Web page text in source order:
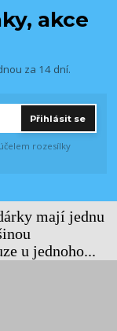
akce
za 14 dní.
Přihlásit se
rozesílky
mají jednu
u jednoho...